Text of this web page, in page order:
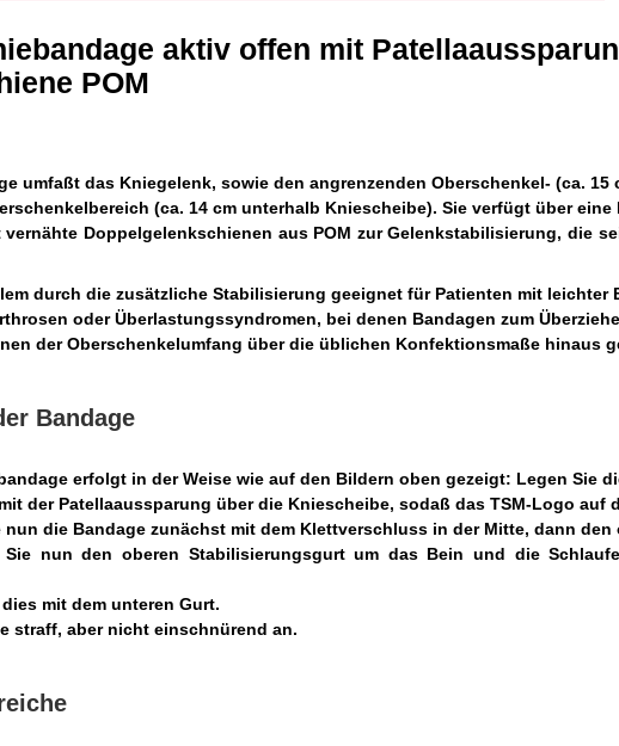
aktiv offen mit
POM
umfaßt das Kniegelenk, sowie den angrenzenden Oberschenkel- (ca. 15
(ca. 14 cm unterhalb Kniescheibe). Sie verfügt über eine
vernähte Doppelgelenkschienen aus POM zur Gelenkstabilisierung, die
durch die zusätzliche Stabilisierung geeignet für Patienten mit leichter
oder Überlastungssyndromen, bei denen Bandagen zum
der Oberschenkelumfang über die üblichen Konfektionsmaße hinaus
Bandage
erfolgt in der Weise wie auf den Bildern oben gezeigt: Legen Sie
der Patellaaussparung über die Kniescheibe, sodaß das TSM-Logo auf
nun die Bandage zunächst mit dem Klettverschluss in der Mitte, dann den
nun den oberen Stabilisierungsgurt um das Bein und die
mit dem unteren Gurt.
straff, aber nicht einschnürend an.